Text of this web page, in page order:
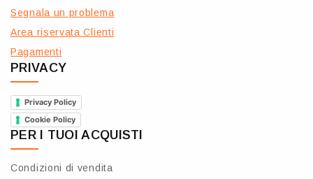
Segnala un problema
Area riservata Clienti
Pagamenti
PRIVACY
Privacy Policy
Cookie Policy
PER I TUOI ACQUISTI
Condizioni di vendita